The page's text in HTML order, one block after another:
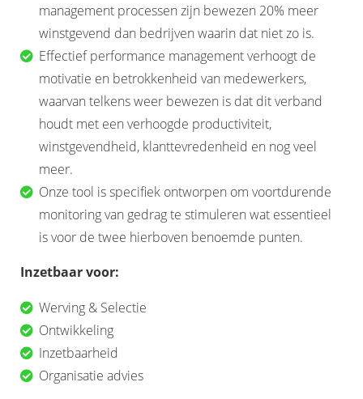
management processen zijn bewezen 20% meer
winstgevend dan bedrijven waarin dat niet zo is.
Effectief performance management verhoogt de
motivatie en betrokkenheid van medewerkers,
waarvan telkens weer bewezen is dat dit verband
houdt met een verhoogde productiviteit,
winstgevendheid, klanttevredenheid en nog veel
meer.
Onze tool is specifiek ontworpen om voortdurende
monitoring van gedrag te stimuleren wat essentieel
is voor de twee hierboven benoemde punten.
Inzetbaar voor:
Werving & Selectie
Ontwikkeling
Inzetbaarheid
Organisatie advies